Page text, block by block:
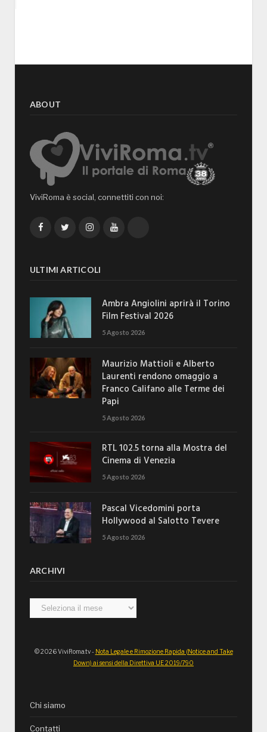
ABOUT
ViviRoma è social, connettiti con noi:
FacebookTwitterInstagramYouTube
ULTIMI ARTICOLI
Ambra Angiolini aprirà il Torino
Film Festival 2026
5 Agosto 2026
Maurizio Mattioli e Alberto
Laurenti rendono omaggio a
Franco Califano alle Terme dei
Papi
5 Agosto 2026
RTL 102.5 torna alla Mostra del
Cinema di Venezia
5 Agosto 2026
Pascal Vicedomini porta
Hollywood al Salotto Tevere
5 Agosto 2026
ARCHIVI
Archivi
© 2026 ViviRoma.tv - Nota Legale e Rimozione Rapida (Notice and Take
Down) ai sensi della Direttiva UE 2019/790
Chi siamo
Contatti